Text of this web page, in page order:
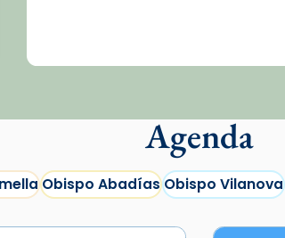
Agenda
Obispo AbadíasObispo Vilanova